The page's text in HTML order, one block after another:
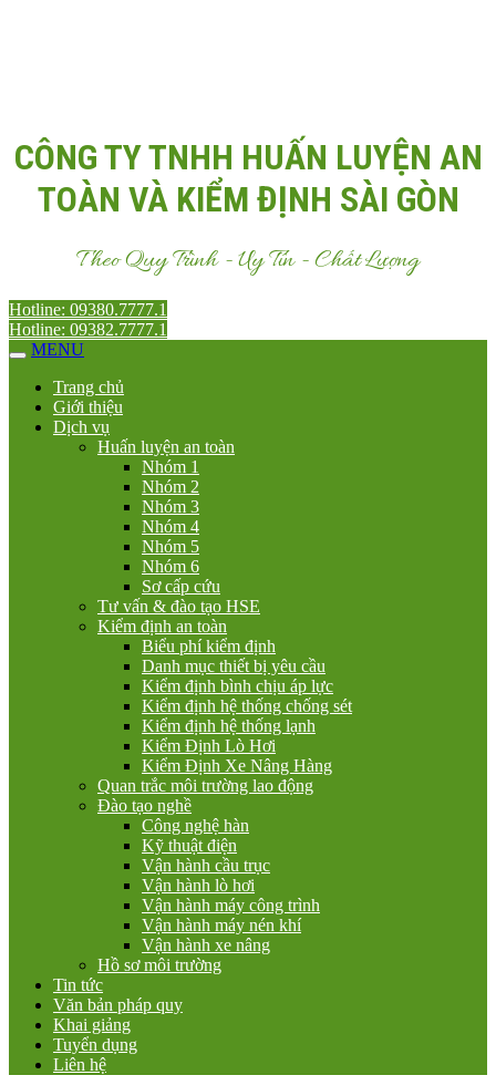
CÔNG TY TNHH HUẤN LUYỆN AN
TOÀN VÀ KIỂM ĐỊNH SÀI GÒN
Theo Quy Trình - Uy Tín - Chất Lượng
Hotline: 09380.7777.1
Hotline: 09382.7777.1
MENU
Trang chủ
Giới thiệu
Dịch vụ
Huấn luyện an toàn
Nhóm 1
Nhóm 2
Nhóm 3
Nhóm 4
Nhóm 5
Nhóm 6
Sơ cấp cứu
Tư vấn & đào tạo HSE
Kiểm định an toàn
Biểu phí kiểm định
Danh mục thiết bị yêu cầu
Kiểm định bình chịu áp lực
Kiểm định hệ thống chống sét
Kiểm định hệ thống lạnh
Kiểm Định Lò Hơi
Kiểm Định Xe Nâng Hàng
Quan trắc môi trường lao động
Đào tạo nghề
Công nghệ hàn
Kỹ thuật điện
Vận hành cầu trục
Vận hành lò hơi
Vận hành máy công trình
Vận hành máy nén khí
Vận hành xe nâng
Hồ sơ môi trường
Tin tức
Văn bản pháp quy
Khai giảng
Tuyển dụng
Liên hệ